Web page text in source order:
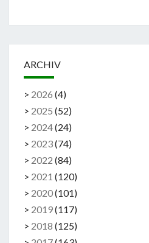
ARCHIV
> 2026 (4)
> 2025 (52)
> 2024(24)
> 2023(74)
> 2022 (84)
> 2021 (120)
> 2020(101)
> 2019(117)
> 2018 (125)